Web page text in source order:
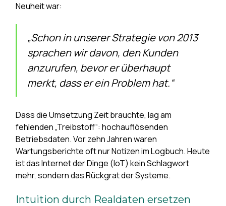
Neuheit war:
„Schon in unserer Strategie von 2013
sprachen wir davon, den Kunden
anzurufen, bevor er überhaupt
merkt, dass er ein Problem hat.“
Dass die Umsetzung Zeit brauchte, lag am
fehlenden „Treibstoff“: hochauflösenden
Betriebsdaten. Vor zehn Jahren waren
Wartungsberichte oft nur Notizen im Logbuch. Heute
ist das Internet der Dinge (IoT) kein Schlagwort
mehr, sondern das Rückgrat der Systeme.
Intuition durch Realdaten ersetzen